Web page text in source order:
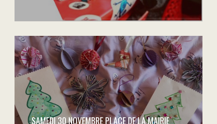
SAMEDI 30 NOVEMBRE PLACE DE LA MAIRIE